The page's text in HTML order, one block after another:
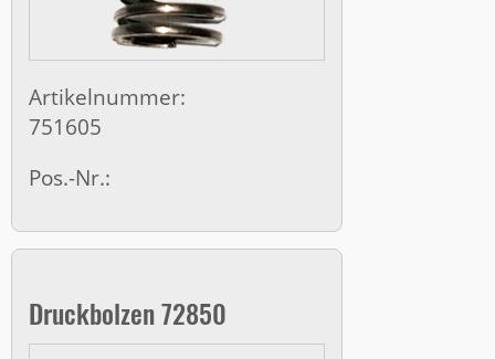
Artikelnummer:
751605
Pos.-Nr.:
Druckbolzen 72850